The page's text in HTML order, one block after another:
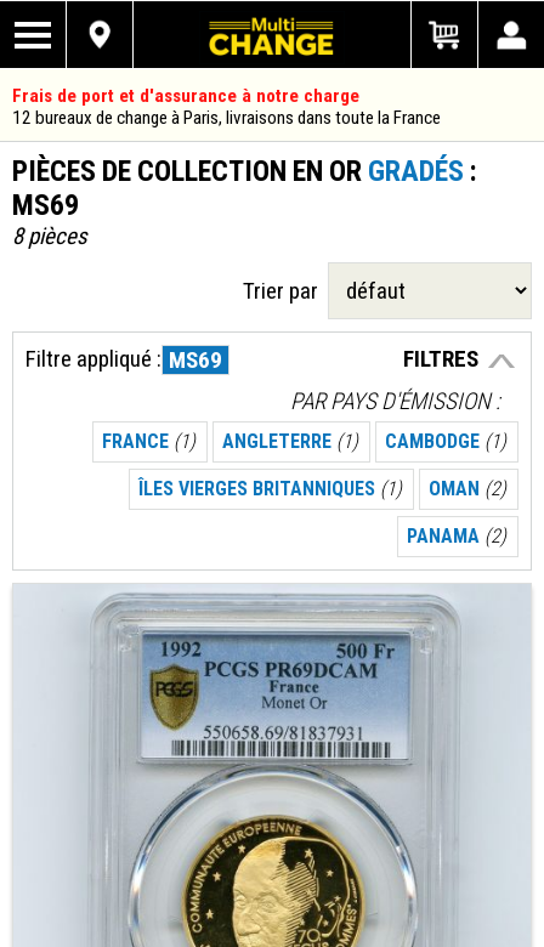
Frais de port et d'assurance à notre charge
12 bureaux de change à Paris, livraisons dans toute la France
PIÈCES DE COLLECTION EN OR GRADÉS :
MS69
8 pièces
Trier par
FILTRES
Filtre appliqué : MS69
PAR PAYS D'ÉMISSION
FRANCE (1) ANGLETERRE (1) CAMBODGE (1)
ÎLES VIERGES BRITANNIQUES (1) OMAN (2)
PANAMA (2)